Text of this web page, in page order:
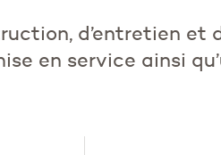
d’entretien et
en service ainsi